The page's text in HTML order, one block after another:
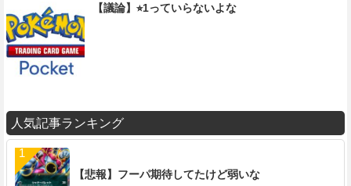
【議論】⭐︎1っていらないよな
人気記事ランキング
【悲報】フーパ期待してたけど弱いな